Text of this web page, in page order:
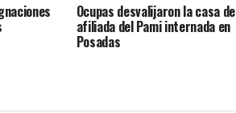
Ocupas desvalijaron la casa de
afiliada del Pami internada en
Posadas